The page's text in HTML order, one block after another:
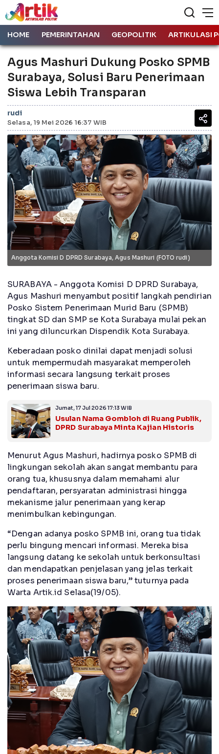
HOME PEMERINTAHAN GEOPOLITIK ARTIKULASI
Agus Mashuri Dukung Posko SPMB
Surabaya, Solusi Baru Penerimaan
Siswa Lebih Transparan
rudi
Selasa, 19 Mei 2026 16:37 WIB
Anggota Komisi D DPRD Surabaya, Agus Mashuri (FOTO rudi)
SURABAYA - Anggota Komisi D DPRD Surabaya,
Agus Mashuri menyambut positif langkah pendirian
Posko Sistem Penerimaan Murid Baru (SPMB)
tingkat SD dan SMP se Kota Surabaya mulai pekan
ini yang diluncurkan Dispendik Kota Surabaya.
Keberadaan posko dinilai dapat menjadi solusi
untuk mempermudah masyarakat memperoleh
informasi secara langsung terkait proses
penerimaan siswa baru.
Jumat, 17 Jul 2026 17:13 WIB
Usulan Nama Gombloh di Ruang Publik,
DPRD Surabaya Minta Kajian Historis
Menurut Agus Mashuri, hadirnya posko SPMB di
lingkungan sekolah akan sangat membantu para
orang tua, khususnya dalam memahami alur
pendaftaran, persyaratan administrasi hingga
mekanisme jalur penerimaan yang kerap
menimbulkan kebingungan.
“Dengan adanya posko SPMB ini, orang tua tidak
perlu bingung mencari informasi. Mereka bisa
langsung datang ke sekolah untuk berkonsultasi
dan mendapatkan penjelasan yang jelas terkait
proses penerimaan siswa baru,” tuturnya pada
Warta Artik.id Selasa(19/05).